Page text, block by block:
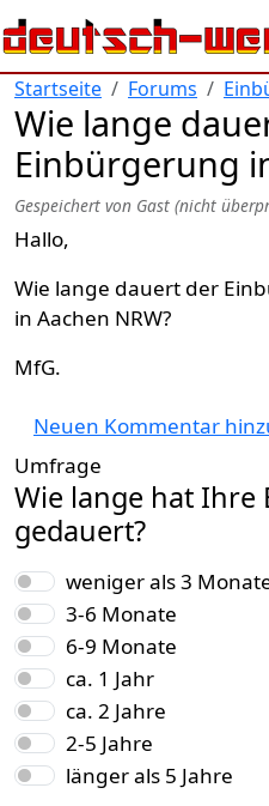
Direkt zum Inhalt
Startseite Forums
Wie lange
Einbürgerung
Gespeichert von Gast (nicht
Hallo,
Wie lange dauert der
in Aachen NRW?
MfG.
Neuen Kommentar
Umfrage
Wie lange hat Ihre
gedauert?
weniger als 3
3-6 Monate
6-9 Monate
ca. 1 Jahr
ca. 2 Jahre
2-5 Jahre
länger als 5 Jahre